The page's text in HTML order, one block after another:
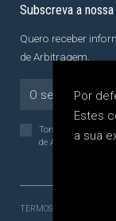
Subscreva a
Quero receber
de Arbitragem.
Tomei
de Arbitragem, a
TERMOS E CONDIÇÕES
Por
Estes
a sua